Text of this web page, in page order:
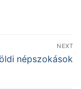
NEXT
népszokások